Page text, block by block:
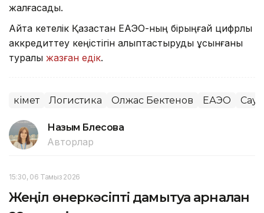
жалғасады.
Айта кетелік Қазақстан ЕАЭО-ның бірыңғай цифрлық
аккредиттеу кеңістігін қалыптастыруды ұсынғаны
туралы жазған едік.
Үкімет Логистика Олжас Бектенов ЕАЭО
Назым Бөлесова
Авторлар
15:30, 06 Тамыз 2026
Жеңіл өнеркәсіпті дамытуға арналған